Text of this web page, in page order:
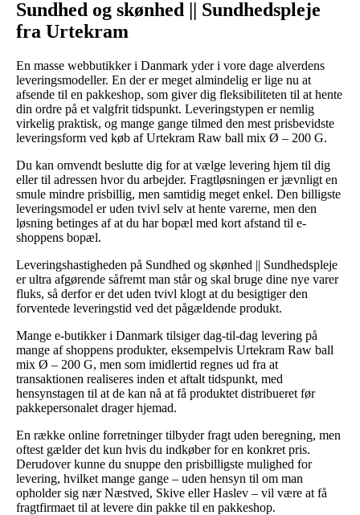
Sundhed og skønhed || Sundhedspleje
fra Urtekram
En masse webbutikker i Danmark yder i vore dage alverdens
leveringsmodeller. En der er meget almindelig er lige nu at
afsende til en pakkeshop, som giver dig fleksibiliteten til at hente
din ordre på et valgfrit tidspunkt. Leveringstypen er nemlig
virkelig praktisk, og mange gange tilmed den mest prisbevidste
leveringsform ved køb af Urtekram Raw ball mix Ø – 200 G.
Du kan omvendt beslutte dig for at vælge levering hjem til dig
eller til adressen hvor du arbejder. Fragtløsningen er jævnligt en
smule mindre prisbillig, men samtidig meget enkel. Den billigste
leveringsmodel er uden tvivl selv at hente varerne, men den
løsning betinges af at du har bopæl med kort afstand til e-
shoppens bopæl.
Leveringshastigheden på Sundhed og skønhed || Sundhedspleje
er ultra afgørende såfremt man står og skal bruge dine nye varer
fluks, så derfor er det uden tvivl klogt at du besigtiger den
forventede leveringstid ved det pågældende produkt.
Mange e-butikker i Danmark tilsiger dag-til-dag levering på
mange af shoppens produkter, eksempelvis Urtekram Raw ball
mix Ø – 200 G, men som imidlertid regnes ud fra at
transaktionen realiseres inden et aftalt tidspunkt, med
hensynstagen til at de kan nå at få produktet distribueret før
pakkepersonalet drager hjemad.
En række online forretninger tilbyder fragt uden beregning, men
oftest gælder det kun hvis du indkøber for en konkret pris.
Derudover kunne du snuppe den prisbilligste mulighed for
levering, hvilket mange gange – uden hensyn til om man
opholder sig nær Næstved, Skive eller Haslev – vil være at få
fragtfirmaet til at levere din pakke til en pakkeshop.